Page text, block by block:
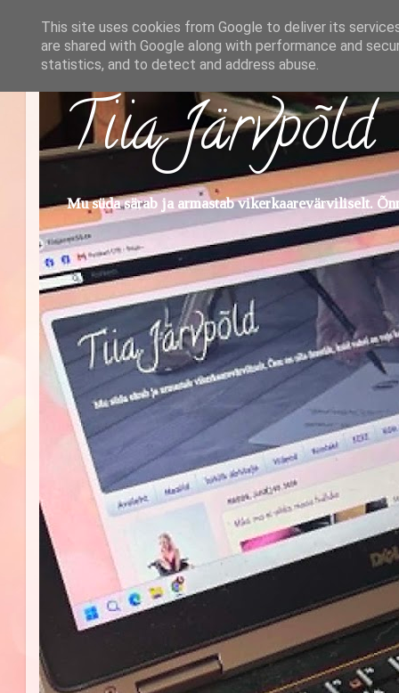
Tiia Järvpõld
Mu süda särab ja armastab vikerkaarevärviliselt.
This site uses cookies from Google to deliver its
are shared with Google along with performance and
statistics, and to detect and address abuse.